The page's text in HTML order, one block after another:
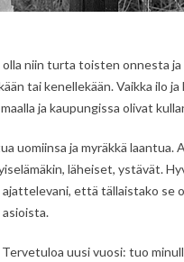
olla niin turta toisten onnesta
tai kenellekään. Vaikka ilo
ja kaupungissa olivat
uomiinsa ja myräkkä laantua.
läheiset, ystävät.
ajattelevani, että tällaistako se
uusi vuosi: tuo